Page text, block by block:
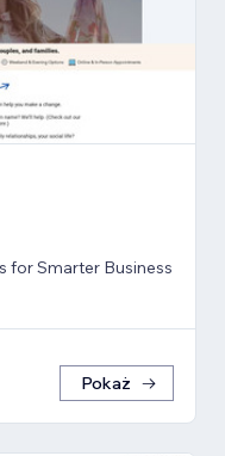
for Smarter Business
Pokaż